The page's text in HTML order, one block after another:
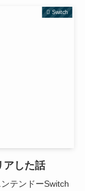
Switch
アした話
テンドーSwitch